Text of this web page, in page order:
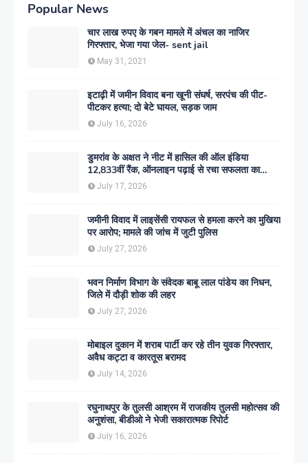
Popular News
चार लाख रुपए के गबन मामले में अंचल का नाजिर
गिरफ्तार, भेजा गया जेल- sent jail
May 31, 2021
इटाढ़ी में जमीन विवाद बना खूनी संघर्ष, सरपंच की पीट-
पीटकर हत्या; दो बेटे घायल, सड़क जाम
July 16, 2026
डुमरांव के अक्षत ने नीट में हासिल की ऑल इंडिया
12,833वीं रैंक, ऑनलाइन पढ़ाई से रचा सफलता का
इतिहास
July 17, 2026
जमीनी विवाद में लाइसेंसी रायफल से हमला करने का मुखिया
पर आरोप; मामले की जांच में जुटी पुलिस
July 27, 2026
भवन निर्माण विभाग के संवेदक बाबू लाल पांडेय का निधन,
जिले में दौड़ी शोक की लहर
July 27, 2026
मोबाइल दुकान में शराब पार्टी कर रहे तीन युवक गिरफ्तार,
अवैध कट्टा व कारतूस बरामद
July 14, 2026
रघुनाथपुर के तुलसी आश्रम में राजकीय तुलसी महोत्सव की
अनुशंसा, बीडीओ ने भेजी सकारात्मक रिपोर्ट
July 16, 2026